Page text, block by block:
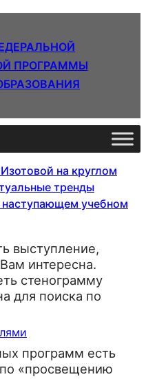
ПРОГРАММЫ
на круглом
тренды
учебном
выступление,
интересна.
стенограмму
для поиска по
программ есть
«просвещению